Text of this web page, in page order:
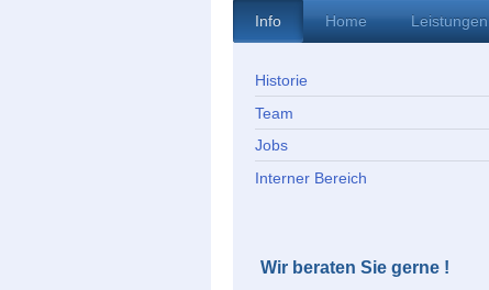
Info Home Leistungen
Historie
Team
Jobs
Interner Bereich
Wir beraten Sie gerne !